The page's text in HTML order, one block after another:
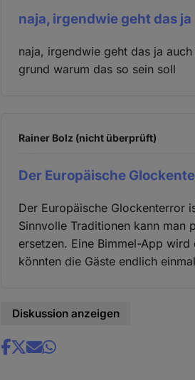
naja, irgendwie geht das ja
naja, irgendwie geht das ja
grund warum das so sein soll
Rainer Bolz (nicht überprüft)
Der Europäische
Der Europäische Glockenterror
Sinnvolle Traditionen kann man
ersetzen. Eine Bimmel-App
könnten die Gäste endlich
Diskussion anzeigen
Share